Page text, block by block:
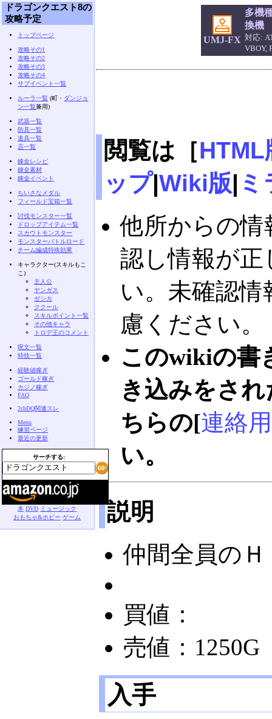
UMJ-FX
多機
換機
対応:
VBOY,
閲覧は［HTML
ップ|Wiki版| ミ
他所からの情
認し情報が
い。未確認
慮ください。
このwikiの書
き込みをさ
ちらの[連絡
い。
説明
仲間全員の
買値：
売値：1250G
入手
ドラゴンクエスト8の
攻略予定
トップページ
攻略その1
攻略その2
攻略その3
攻略その4
サブイベント一覧
ルーラ一覧 (町・ ダンジョ
ン一覧兼用)
武器一覧
防具一覧
道具一覧
店一覧
錬金レシピ
錬金素材
錬金イベント
ちいさなメダル
フィールド宝箱一覧
討伐モンスター一覧
ドロップアイテム一覧
スカウトモンスター
モンスターバトルロード
チーム編成特殊効果
キャラクター(スキルもこ
こ)
主人公
ヤンガス
ゼシカ
ククール
スキルポイント一覧
その他キャラ
トロデ王のコメント
呪文一覧
特技一覧
経験値稼ぎ
ゴールド稼ぎ
カジノ稼ぎ
FAQ
2chDQ関連スレ
Menu
練習ページ
最近の更新
サーチする:
本 DVD ミュージック
おもちゃ&ホビー ゲーム